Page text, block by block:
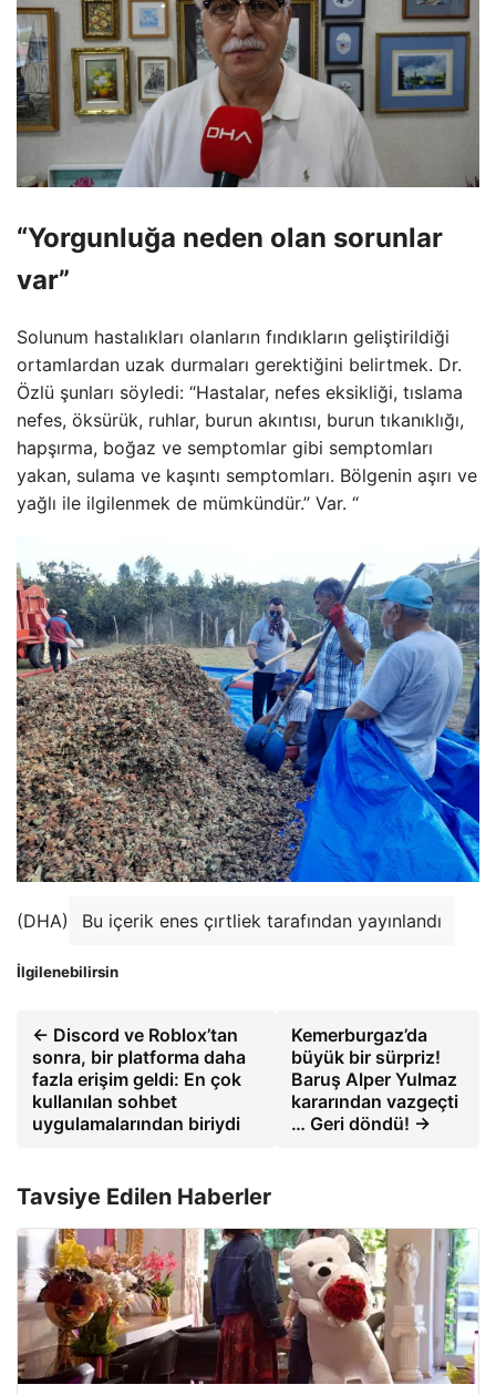
“Yorgunluğa neden olan sorunlar
var”
Solunum hastalıkları olanların fındıkların geliştirildiği
ortamlardan uzak durmaları gerektiğini belirtmek. Dr.
Özlü şunları söyledi: “Hastalar, nefes eksikliği, tıslama
nefes, öksürük, ruhlar, burun akıntısı, burun tıkanıklığı,
hapşırma, boğaz ve semptomlar gibi semptomları
yakan, sulama ve kaşıntı semptomları. Bölgenin aşırı ve
yağlı ile ilgilenmek de mümkündür.” Var. “
(DHA) Bu içerik enes çırtliek tarafından yayınlandı
İlgilenebilirsin
← Discord ve Roblox’tan
sonra, bir platforma daha
fazla erişim geldi: En çok
kullanılan sohbet
uygulamalarından biriydi
Kemerburgaz’da
büyük bir sürpriz!
Baruş Alper Yulmaz
kararından vazgeçti
… Geri döndü! →
Tavsiye Edilen Haberler